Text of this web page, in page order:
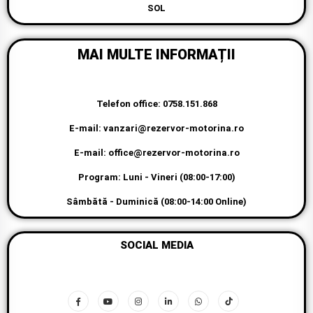
SOL
MAI MULTE INFORMAȚII
Telefon office: 0758.151.868
E-mail: vanzari@rezervor-motorina.ro
E-mail: office@rezervor-motorina.ro
Program: Luni - Vineri (08:00-17:00)
Sâmbătă - Duminică (08:00-14:00 Online)
SOCIAL MEDIA